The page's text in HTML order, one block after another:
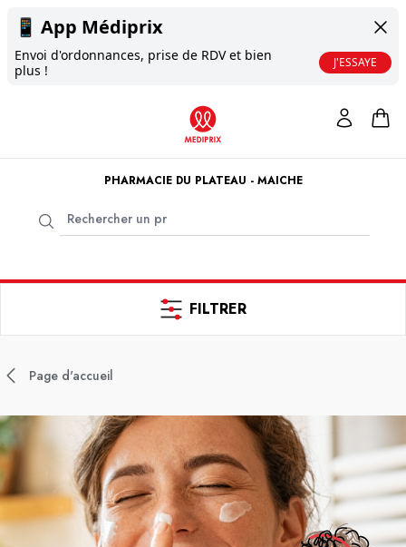
📱 App Médiprix
Envoi d'ordonnances, prise de RDV et bien
plus !
J'ESSAYE
PHARMACIE DU PLATEAU - MAICHE
FILTRER
Page d'accueil